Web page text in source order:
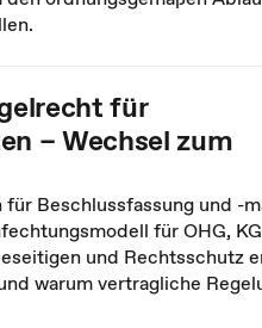
für
– Wechsel zum
Beschlussfassung und -
für OHG,
und Rechtsschutz
warum vertragliche